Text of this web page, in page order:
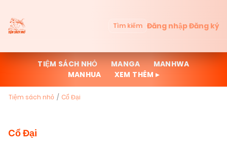
Tìm kiếm Đăng nhậpĐăng ký
TIỆM SÁCH NHỎ MANGA
MANHWA
MANHUA
XEM THÊM ▸
Tiệm sách nhỏ Cổ Đại
Cổ Đại